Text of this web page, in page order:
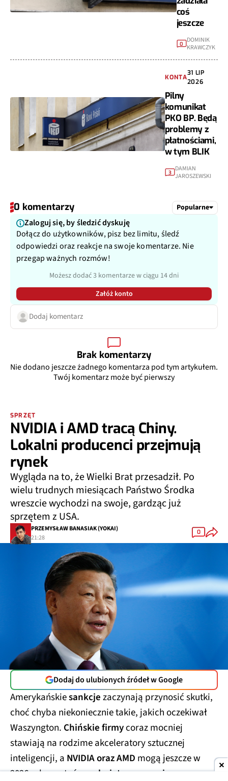
coś
jeszcze
0 DOMINIK
KRAWCZYK
KONTA
31 LIP
2026
Pilny
komunikat
PKO BP. Będą
problemy z
płatnościami,
w tym BLIK
3 DAMIAN
JAROSZEWSKI
0 komentarzy Popularne
Zaloguj się, by śledzić dyskuję
Dołącz do użytkowników, pisz bez limitu, śledź
odpowiedzi oraz reakcje na swoje komentarze. Nie
przegap ważnych rozmów!
Możesz dodać 3 komentarze w ciągu 14 dni
Załóż konto
Dodaj komentarz
Brak komentarzy
Nie dodano jeszcze żadnego komentarza pod tym artykułem.
Twój komentarz może być pierwszy
SPRZĘT
NVIDIA i AMD tracą Chiny.
Lokalni producenci przejmują
rynek
Wygląda na to, że Wielki Brat przesadził. Po
wielu trudnych miesiącach Państwo Środka
wreszcie wychodzi na swoje, gardząc już
sprzętem z USA.
PRZEMYSŁAW BANASIAK (YOKAI)
21:28
0
Dodaj do ulubionych źródeł w Google
Amerykańskiesankcjezaczynają przynosić skutki,
choć chyba niekoniecznie takie, jakich oczekiwał
Waszyngton. Chińskie firmycoraz mocniej
stawiają na rodzime akceleratory sztucznej
inteligencji, a NVIDIA oraz AMD mogą jeszcze w
2026 roku zostaćzepchnięte na margines